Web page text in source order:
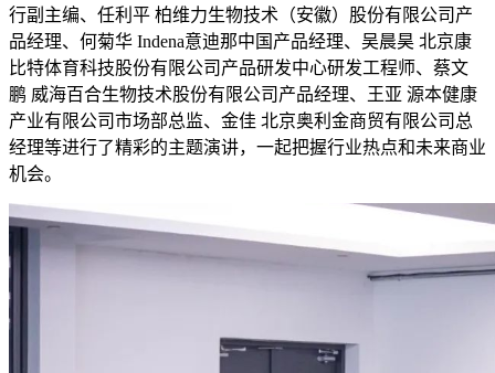
行副主编、任利平 柏维力生物技术（安徽）股份有限公司产
品经理、何菊华 Indena意迪那中国产品经理、吴晨昊 北京康
比特体育科技股份有限公司产品研发中心研发工程师、蔡文
鹏 威海百合生物技术股份有限公司产品经理、王亚 源本健康
产业有限公司市场部总监、金佳 北京奥利金商贸有限公司总
经理等进行了精彩的主题演讲，一起把握行业热点和未来商业
机会。